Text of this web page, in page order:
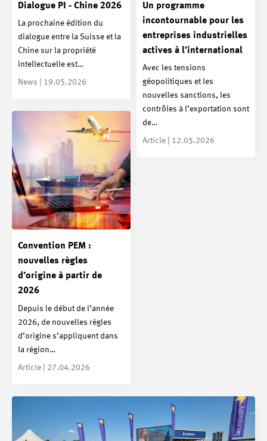
Dialogue PI - Chine 2026
La prochaine édition du
dialogue entre la Suisse et la
Chine sur la propriété
intellectuelle est…
News | 19.05.2026
Un programme
incontournable pour les
entreprises industrielles
actives à l’international
Avec les tensions
géopolitiques et les
nouvelles sanctions, les
contrôles à l’exportation sont
de…
Article | 12.05.2026
Convention PEM :
nouvelles règles
d’origine à partir de
2026
Depuis le début de l’année
2026, de nouvelles règles
d’origine s’appliquent dans
la région…
Article | 27.04.2026